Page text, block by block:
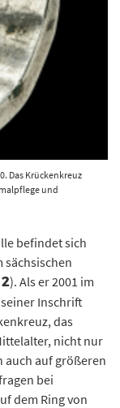
Das Krückenkreuz
und
befindet sich
sächsischen
). Als er 2001 im
Inschrift
das
nicht nur
auch auf größeren
bei
dem Ring von